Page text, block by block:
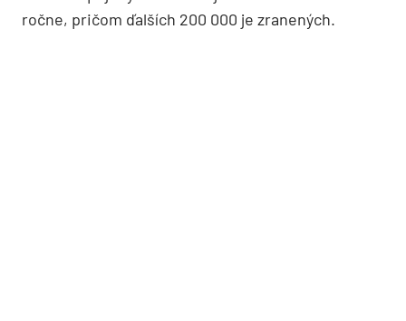
ročne, pričom ďalších 200 000 je zranených.